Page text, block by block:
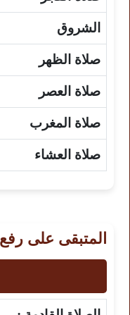
الشروق
صلاة الظهر
صلاة العصر
صلاة المغرب
صلاة العشاء
المتبقى على